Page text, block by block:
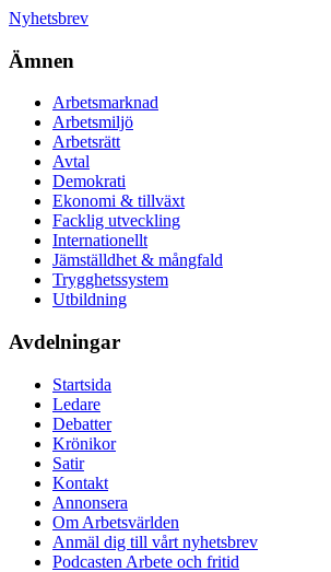
Nyhetsbrev
Ämnen
Arbetsmarknad
Arbetsmiljö
Arbetsrätt
Avtal
Demokrati
Ekonomi & tillväxt
Facklig utveckling
Internationellt
Jämställdhet & mångfald
Trygghetssystem
Utbildning
Avdelningar
Startsida
Ledare
Debatter
Krönikor
Satir
Kontakt
Annonsera
Om Arbetsvärlden
Anmäl dig till vårt nyhetsbrev
Podcasten Arbete och fritid